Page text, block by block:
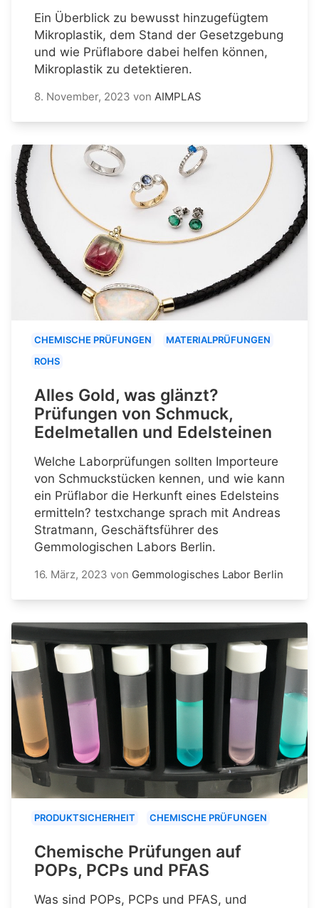
Ein Überblick zu bewusst hinzugefügtem
Mikroplastik, dem Stand der Gesetzgebung
und wie Prüflabore dabei helfen können,
Mikroplastik zu detektieren.
8. November, 2023 von AIMPLAS
CHEMISCHE PRÜFUNGEN
MATERIALPRÜFUNGEN
ROHS
Alles Gold, was glänzt?
Prüfungen von Schmuck,
Edelmetallen und Edelsteinen
Welche Laborprüfungen sollten Importeure
von Schmuckstücken kennen, und wie kann
ein Prüflabor die Herkunft eines Edelsteins
ermitteln? testxchange sprach mit Andreas
Stratmann, Geschäftsführer des
Gemmologischen Labors Berlin.
16. März, 2023 von Gemmologisches Labor Berlin
PRODUKTSICHERHEIT CHEMISCHE PRÜFUNGEN
Chemische Prüfungen auf
POPs, PCPs und PFAS
Was sind POPs, PCPs und PFAS, und